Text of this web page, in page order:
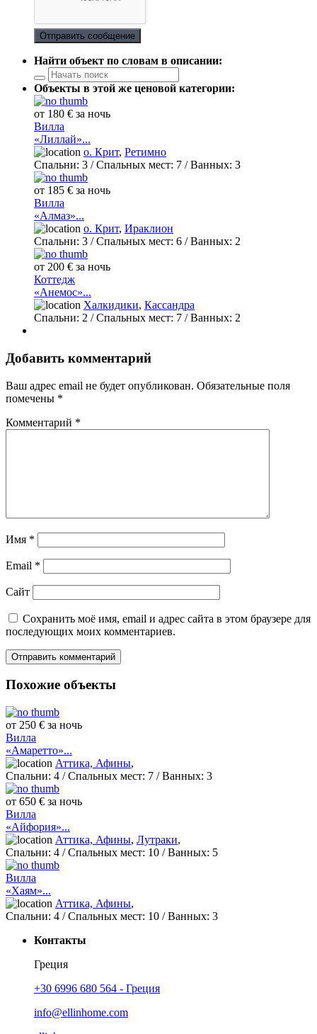
Отправить сообщение
Найти объект по словам в описании:
Объекты в этой же ценовой категории:
от 180 € за ночь
Вилла
«Лиллай»...
о. Крит, Ретимно
Спальни: 3 / Спальных мест: 7 /Ванных: 3
от 185 € за ночь
Вилла
«Алмаз»...
о. Крит, Ираклион
Спальни: 3 / Спальных мест: 6 /Ванных: 2
от 200 € за ночь
Коттедж
«Анемос»...
Халкидики, Кассандра
Спальни: 2 / Спальных мест: 7 /Ванных: 2
Добавить комментарий
Ваш адрес email не будет опубликован. Обязательные поля
помечены *
Комментарий *
Имя *
Email *
Сайт
Сохранить моё имя, email и адрес сайта в этом браузере для
последующих моих комментариев.
Похожие объекты
от 250 € за ночь
Вилла
«Амаретто»...
Аттика, Афины,
Спальни: 4 / Спальных мест: 7 /Ванных: 3
от 650 € за ночь
Вилла
«Айфория»...
Аттика, Афины, Лутраки,
Спальни: 4 / Спальных мест: 10 /Ванных: 5
Вилла
«Хаям»...
Аттика, Афины,
Спальни: 4 / Спальных мест: 10 /Ванных: 3
Контакты
Греция
+30 6996 680 564 - Греция
info@ellinhome.com